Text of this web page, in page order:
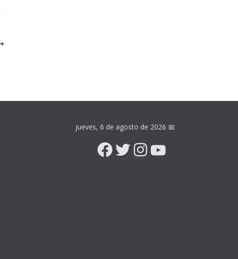
jueves, 6 de agosto de 2026 📅
Facebook
Twitter
Instagram
YouTube